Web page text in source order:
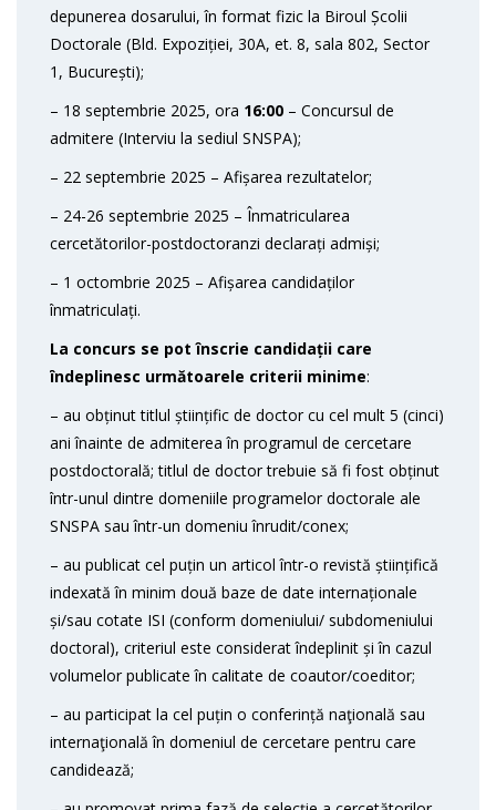
depunerea dosarului, în format fizic la Biroul Școlii
Doctorale (Bld. Expoziției, 30A, et. 8, sala 802, Sector
1, București);
– 18 septembrie 2025, ora 16:00 – Concursul de
admitere (Interviu la sediul SNSPA);
– 22 septembrie 2025 – Afișarea rezultatelor;
– 24-26 septembrie 2025 – Înmatricularea
cercetătorilor-postdoctoranzi declarați admiși;
– 1 octombrie 2025 – Afișarea candidaților
înmatriculați.
La concurs se pot înscrie candidații care
îndeplinesc următoarele criterii minime:
– au obținut titlul științific de doctor cu cel mult 5 (cinci)
ani înainte de admiterea în programul de cercetare
postdoctorală; titlul de doctor trebuie să fi fost obținut
într-unul dintre domeniile programelor doctorale ale
SNSPA sau într-un domeniu înrudit/conex;
– au publicat cel puțin un articol într-o revistă științifică
indexată în minim două baze de date internaționale
și/sau cotate ISI (conform domeniului/ subdomeniului
doctoral), criteriul este considerat îndeplinit și în cazul
volumelor publicate în calitate de coautor/coeditor;
– au participat la cel puțin o conferință naţională sau
internaţională în domeniul de cercetare pentru care
candidează;